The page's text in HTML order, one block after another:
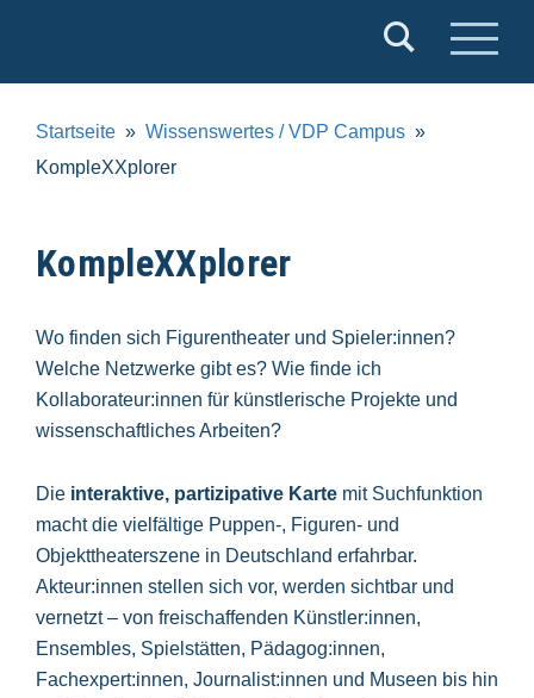
e.V.
Startseite
Wissenswertes / VDP Campus
KompleXXplorer
KompleXXplorer
Wo finden sich Figurentheater und Spieler:innen?
Welche Netzwerke gibt es? Wie finde ich
Kollaborateur:innen für künstlerische Projekte und
wissenschaftliches Arbeiten?
Die interaktive, partizipative Karte mit Suchfunktion
macht die vielfältige Puppen-, Figuren- und
Objekttheaterszene in Deutschland erfahrbar.
Akteur:innen stellen sich vor, werden sichtbar und
vernetzt – von freischaffenden Künstler:innen,
Ensembles, Spielstätten, Pädagog:innen,
Fachexpert:innen, Journalist:innen und Museen bis hin